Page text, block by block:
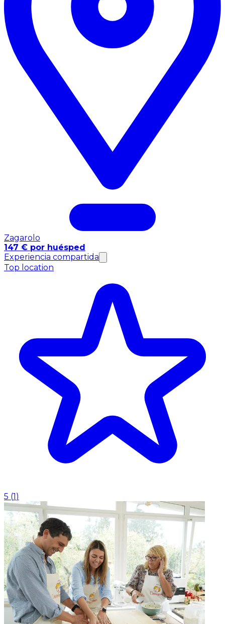
Zagarolo
147 € por huésped
Experiencia compartida
Top location
5 (1)